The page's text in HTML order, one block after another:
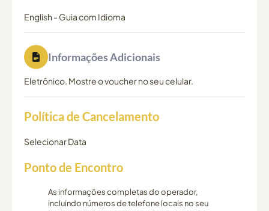
English - Guia com Idioma
Informações Adicionais
Eletrônico. Mostre o voucher no seu celular.
Política de Cancelamento
Selecionar Data
Ponto de Encontro
As informações completas do operador,
incluindo números de telefone locais no seu